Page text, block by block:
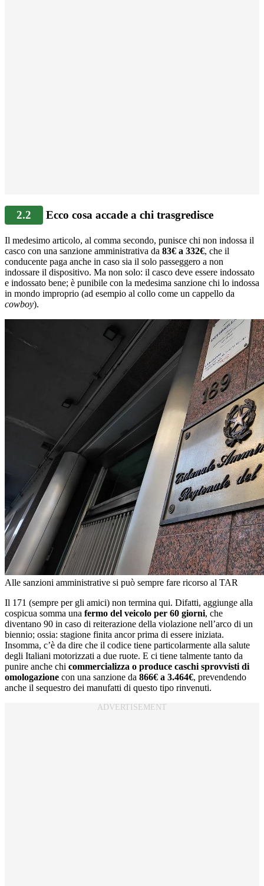
2.2 Ecco cosa accade a chi trasgredisce
Il medesimo articolo, al comma secondo, punisce chi non indossa il
casco con una sanzione amministrativa da 83€ a 332€, che il
conducente paga anche in caso sia il solo passeggero a non
indossare il dispositivo. Ma non solo: il casco deve essere indossato
e indossato bene; è punibile con la medesima sanzione chi lo indossa
in mondo improprio (ad esempio al collo come un cappello da
cowboy).
Alle sanzioni amministrative si può sempre fare ricorso al TAR
Il 171 (sempre per gli amici) non termina qui. Difatti, aggiunge alla
cospicua somma una fermo del veicolo per 60 giorni, che
diventano 90 in caso di reiterazione della violazione nell’arco di un
biennio; ossia: stagione finita ancor prima di essere iniziata.
Insomma, c’è da dire che il codice tiene particolarmente alla salute
degli Italiani motorizzati a due ruote. E ci tiene talmente tanto da
punire anche chi commercializza o produce caschi sprovvisti di
omologazione con una sanzione da 866€ a 3.464€, prevendendo
anche il sequestro dei manufatti di questo tipo rinvenuti.